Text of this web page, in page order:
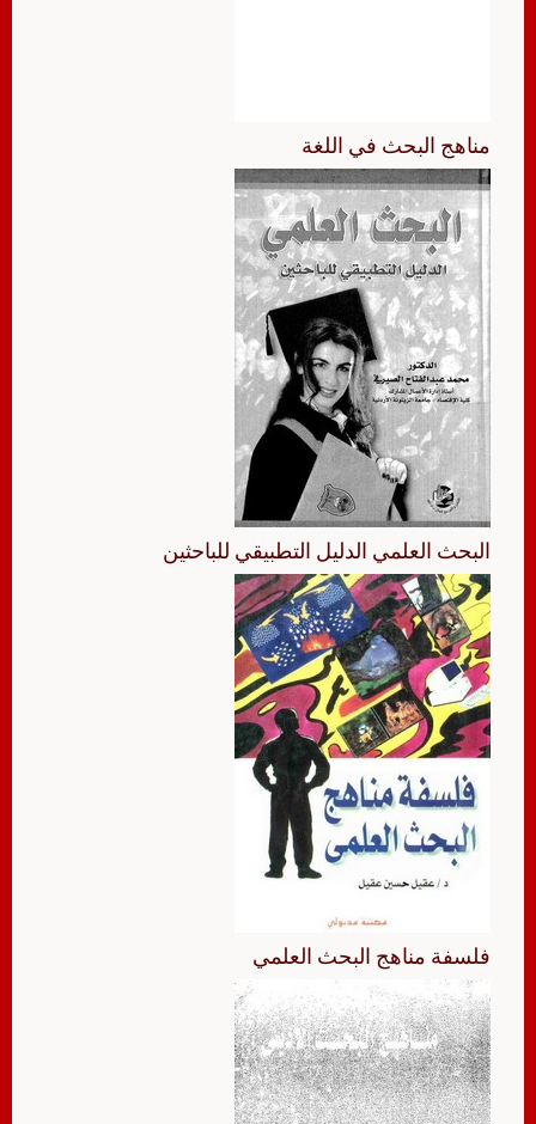
مناهج البحث في اللغة
البحث العلمي الدليل التطبيقي للباحثين
فلسفة مناهج البحث العلمي